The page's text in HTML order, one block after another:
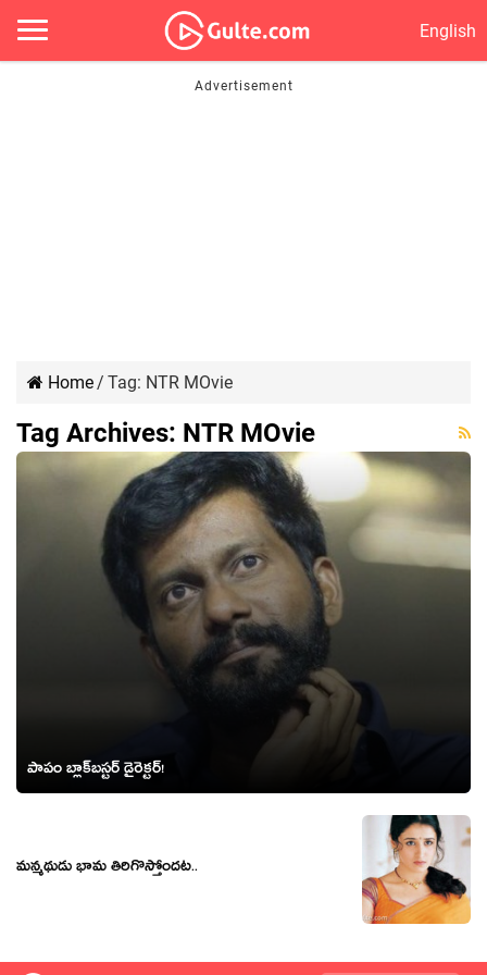
English
Home/ Tag: NTR MOvie
Tag Archives: NTR MOvie
పాపం బ్లాక్‌బ‌స్ట‌ర్ డైరెక్ట‌ర్‌!
మ‌న్మ‌థుడు భామ తిరిగొస్తోంద‌ట‌..